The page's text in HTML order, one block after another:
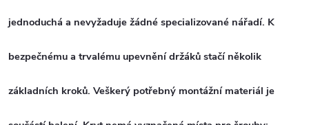
jednoduchá a nevyžaduje žádné specializované nářadí. K
bezpečnému a trvalému upevnění držáků stačí několik
základních kroků. Veškerý potřebný montážní materiál je